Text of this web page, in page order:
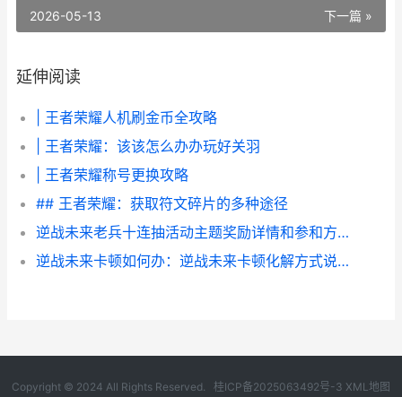
下一篇 »
2026-05-13
延伸阅读
| 王者荣耀人机刷金币全攻略
| 王者荣耀：该该怎么办办玩好关羽
| 王者荣耀称号更换攻略
## 王者荣耀：获取符文碎片的多种途径
逆战未来老兵十连抽活动主题奖励详情和参和方式 逆战老兵回归2021
逆战未来卡顿如何办：逆战未来卡顿化解方式说明 逆战未来角色包
Copyright © 2024 All Rights Reserved. 桂ICP备2025063492号-3 XML地图